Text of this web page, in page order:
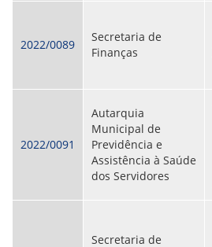
2022/0089
Secretaria de
Finanças
2022/0091
Autarquia
Municipal de
Previdência e
Assistência à Saúde
dos Servidores
Secretaria de